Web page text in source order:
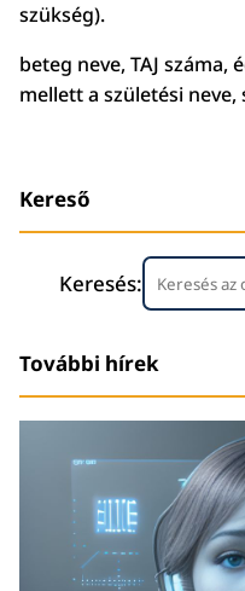
szükség).
beteg neve, TAJ száma,
mellett a születési neve,
Kereső
Keresés:
További hírek